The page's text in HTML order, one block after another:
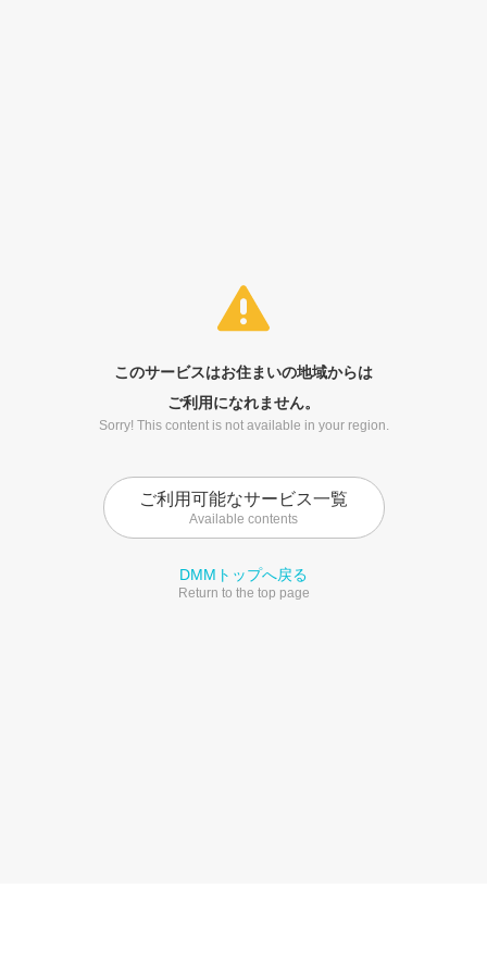
このサービスはお住まいの地域からは
ご利用になれません。
Sorry! This content is not available in your region.
ご利用可能なサービス一覧
Available contents
DMMトップへ戻る
Return to the top page